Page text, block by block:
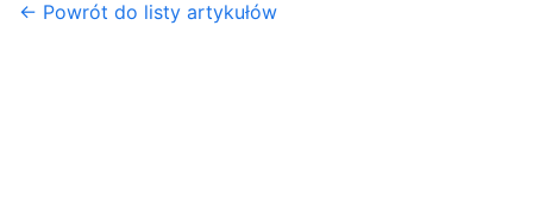
← Powrót do listy artykułów